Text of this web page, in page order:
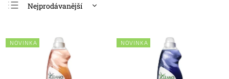
Nejprodávanější
Nejdražší
Abecedně
NOVINKA NOVINKA